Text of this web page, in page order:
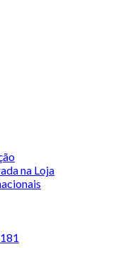
na Loja